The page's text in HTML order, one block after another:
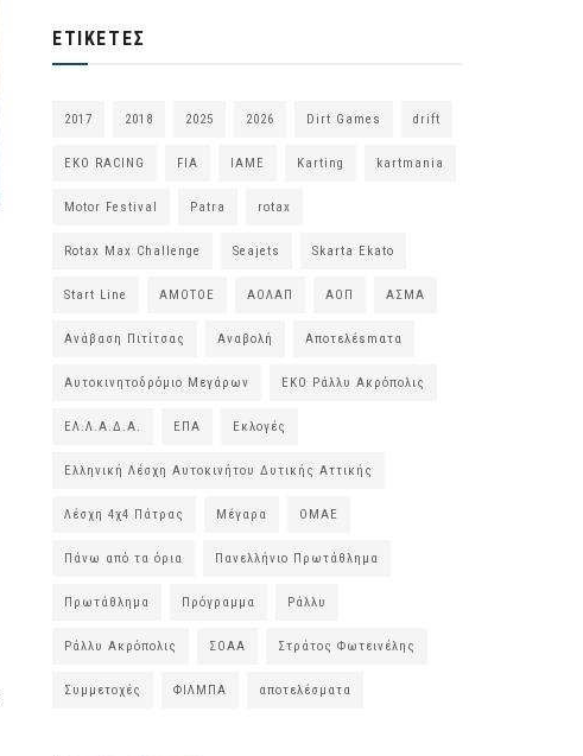
ΕΤΙΚΈΤΕΣ
2017 2018 2025 2026 Dirt Games drift
EKO RACING FIA IAME Karting kartmania
Motor Festival Patra rotax
Rotax Max Challenge Seajets Skarta Ekato
Start Line ΑΜΟΤΟΕ ΑΟΛΑΠ ΑΟΠ ΑΣΜΑ
Ανάβαση Πιτίτσας Αναβολή Αποτελέsmατα
Αυτοκινητοδρόμιο Μεγάρων ΕΚΟ Ράλλυ Ακρόπολις
ΕΛ.Λ.Α.Δ.Α. ΕΠΑ Εκλογές
Ελληνική Λέσχη Αυτοκινήτου Δυτικής Αττικής
Λέσχη 4χ4 Πάτρας Μέγαρα ΟΜΑΕ
Πάνω από τα όρια Πανελλήνιο Πρωτάθλημα
Πρωτάθλημα Πρόγραμμα Ράλλυ
Ράλλυ Ακρόπολις ΣΟΑΑ Στράτος Φωτεινέλης
Συμμετοχές ΦΙΛΜΠΑ αποτελέσματα